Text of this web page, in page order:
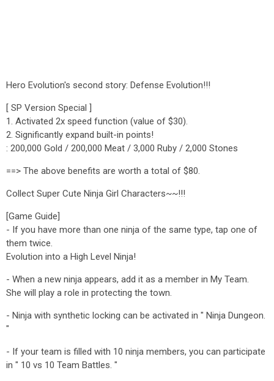
Hero Evolution's second story: Defense Evolution!!!
[ SP Version Special ]
1. Activated 2x speed function (value of $30).
2. Significantly expand built-in points!
: 200,000 Gold / 200,000 Meat / 3,000 Ruby / 2,000 Stones
==> The above benefits are worth a total of $80.
Collect Super Cute Ninja Girl Characters~~!!!
[Game Guide]
- If you have more than one ninja of the same type, tap one of
them twice.
Evolution into a High Level Ninja!
- When a new ninja appears, add it as a member in My Team.
She will play a role in protecting the town.
- Ninja with synthetic locking can be activated in " Ninja Dungeon.
"
- If your team is filled with 10 ninja members, you can participate
in " 10 vs 10 Team Battles. "